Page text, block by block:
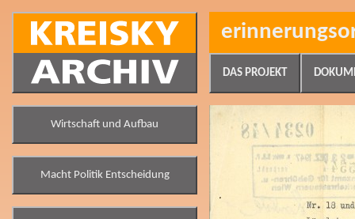
DAS PROJEKT
Wirtschaft und Aufbau
Macht Politik Entscheidung